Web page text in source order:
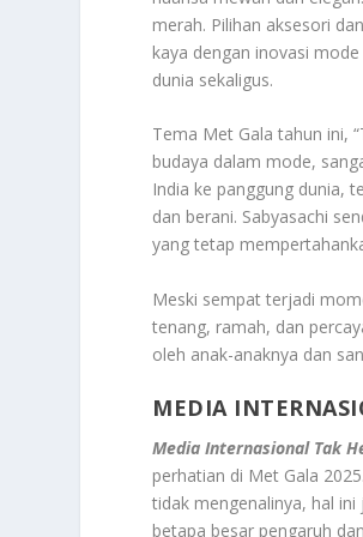
merah. Pilihan aksesori
kaya dengan inovasi
dunia sekaligus.
Tema Met Gala tahun ini,
budaya dalam mode,
India ke panggung dunia,
dan berani. Sabyasachi
yang tetap
Meski sempat terjadi
tenang, ramah, dan
oleh anak-anaknya dan
MEDIA
Media Internasional Tak
perhatian di Met Gala
tidak mengenalinya, hal
betapa besar pengaruh